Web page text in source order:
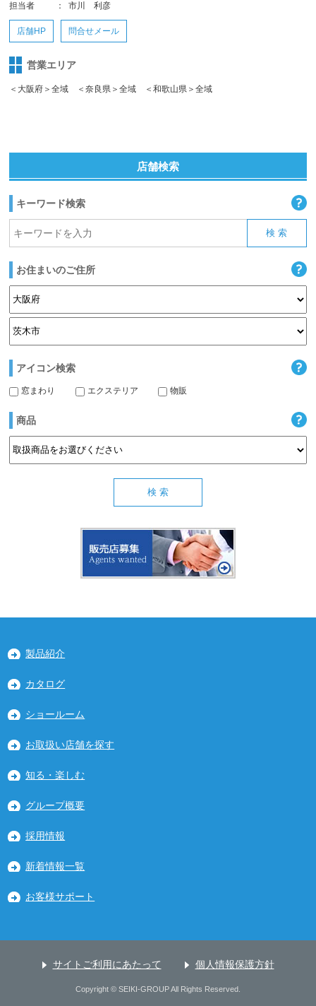
担当者
： 市川 利彦
店舗HP 問合せメール
営業エリア
＜大阪府＞全域 ＜奈良県＞全域 ＜和歌山県＞全域
店舗検索
キーワード検索
お住まいのご住所
アイコン検索
窓まわり エクステリア 物販
商品
製品紹介
カタログ
ショールーム
お取扱い店舗を探す
知る・楽しむ
グループ概要
採用情報
新着情報一覧
お客様サポート
サイトご利用にあたって 個人情報保護方針
Copyright © SEIKI-GROUP All Rights Reserved.